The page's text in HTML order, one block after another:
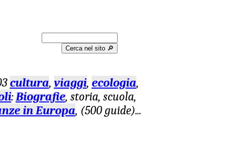
Cerca nel sito 🔎︎
cultura, viaggi, ecologia,
:Biografie, storia, scuola,
in Europa, (500 guide)...